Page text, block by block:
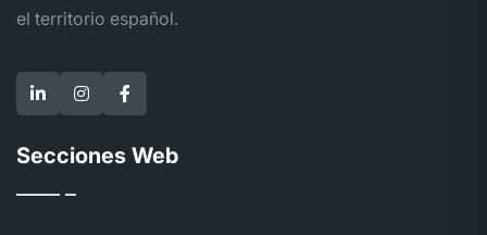
el territorio español.
Secciones Web